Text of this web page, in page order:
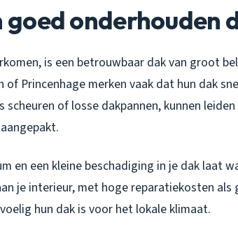
goed onderhouden
is een betrouwbaar dak van groot
of Princenhage merken vaak dat hun dak
scheuren of losse dakpannen, kunnen
en een kleine beschadiging in je dak laat
je interieur, met hoge reparatiekosten als
hun dak is voor het lokale klimaat.